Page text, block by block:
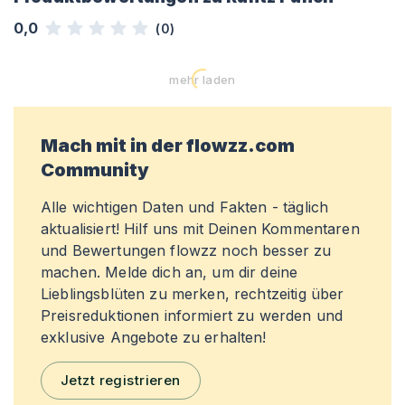
0,0 (0)
mehr laden
Mach mit in der flowzz.com
Community
Alle wichtigen Daten und Fakten - täglich
aktualisiert! Hilf uns mit Deinen Kommentaren
und Bewertungen flowzz noch besser zu
machen. Melde dich an, um dir deine
Lieblingsblüten zu merken, rechtzeitig über
Preisreduktionen informiert zu werden und
exklusive Angebote zu erhalten!
Jetzt registrieren